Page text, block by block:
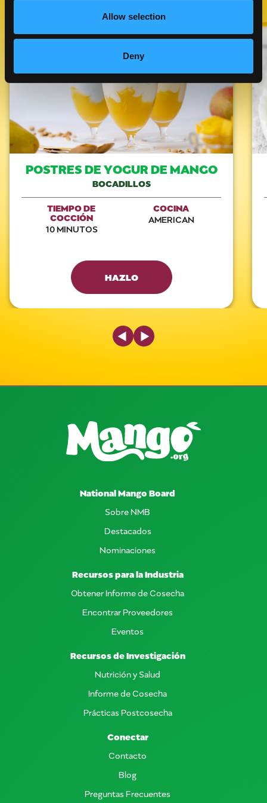
Allow selection
Deny
Like This Recipe
POSTRES DE YOGUR DE MANGO
BOCADILLOS
TIEMPO DE
COCCIÓN
10 MINUTOS
COCINA
AMERICAN
HAZLO
Previous Slide
Next Slide
National Mango Board
Sobre NMB
Destacados
Nominaciones
Recursos para la Industria
Obtener Informe de Cosecha
Encontrar Proveedores
Eventos
Recursos de Investigación
Nutrición y Salud
Informe de Cosecha
Prácticas Postcosecha
Conectar
Contacto
Blog
Preguntas Frecuentes